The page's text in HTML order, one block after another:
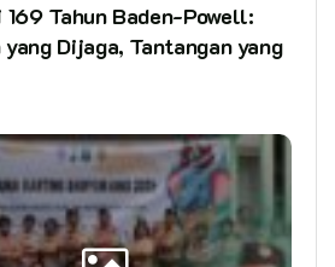
Tahun Baden-Powell:
Dijaga, Tantangan yang